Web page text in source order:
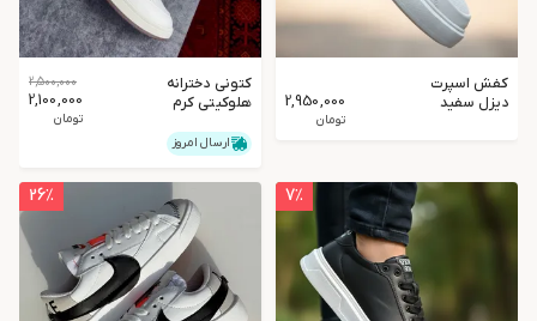
کفش اسپرت
دیزل سفید
2,950,000
تومان
کتونی دخترانه
هلوکیتی کرم
2,500,000
2,100,000
تومان
ارسال امروز
7٪ 26٪